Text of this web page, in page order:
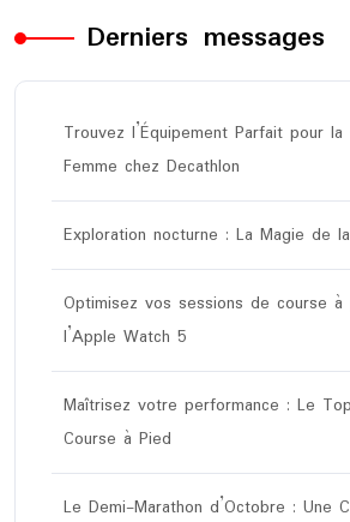
Derniers messages
Trouvez l’Équipement Parfait pour
Femme chez Decathlon
Exploration nocturne : La Magie de
Optimisez vos sessions de course à
l’Apple Watch 5
Maîtrisez votre performance : Le
Course à Pied
Le Demi-Marathon d’Octobre : Une